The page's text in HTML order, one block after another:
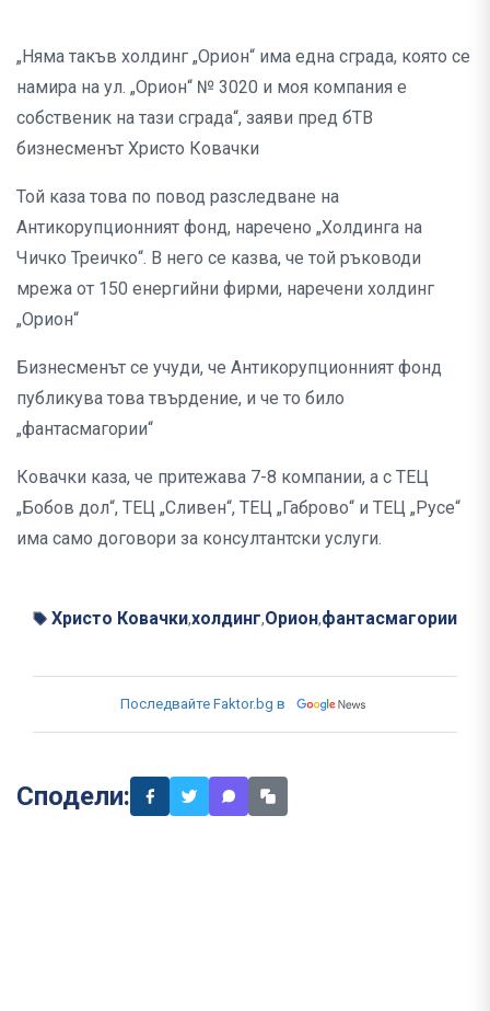
„Няма такъв холдинг „Орион“ има една сграда, която се
намира на ул. „Орион“ № 3020 и моя компания е
собственик на тази сграда“, заяви пред бТВ
бизнесменът Христо Ковачки
Той каза това по повод разследване на
Антикорупционният фонд, наречено „Холдинга на
Чичко Треичко“. В него се казва, че той ръководи
мрежа от 150 енергийни фирми, наречени холдинг
„Орион“
Бизнесменът се учуди, че Антикорупционният фонд
публикува това твърдение, и че то било
„фантасмагории“
Ковачки каза, че притежава 7-8 компании, а с ТЕЦ
„Бобов дол“, ТЕЦ „Сливен“, ТЕЦ „Габрово“ и ТЕЦ „Русе“
има само договори за консултантски услуги.
Христо Ковачки,холдинг,Орион,фантасмагории
Последвайте Faktor.bg в
Сподели: